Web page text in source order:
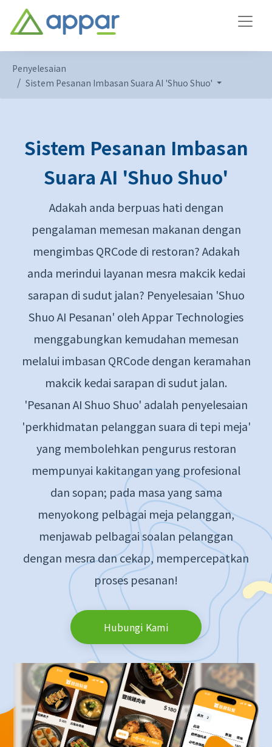
Penyelesaian
Sistem Pesanan Imbasan Suara AI 'Shuo Shuo'
Sistem Pesanan Imbasan
Suara AI 'Shuo Shuo'
Adakah anda berpuas hati dengan
pengalaman memesan makanan dengan
mengimbas QRCode di restoran? Adakah
anda merindui layanan mesra makcik kedai
sarapan di sudut jalan? Penyelesaian 'Shuo
Shuo AI Pesanan' oleh Appar Technologies
menggabungkan kemudahan memesan
melalui imbasan QRCode dengan keramahan
makcik kedai sarapan di sudut jalan.
'Pesanan AI Shuo Shuo' adalah penyelesaian
'perkhidmatan pelanggan suara di tepi meja'
yang membolehkan pengurus restoran
mempunyai kakitangan yang profesional
dan sopan; pada masa yang sama
menyokong pelbagai meja pelanggan,
menjawab pelbagai soalan pelanggan
dengan mesra dan cekap, mempercepatkan
proses pesanan!
Hubungi Kami